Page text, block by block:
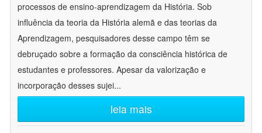
processos de ensino-aprendizagem da História. Sob
influência da teoria da História alemã e das teorias da
Aprendizagem, pesquisadores desse campo têm se
debruçado sobre a formação da consciência histórica de
estudantes e professores. Apesar da valorização e
incorporação desses sujei...
leia mais